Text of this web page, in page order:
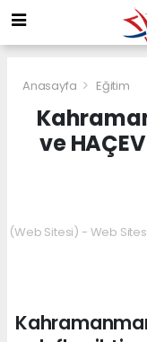
Anasayfa Eğitim
ve
(Web Sitesi) - Web